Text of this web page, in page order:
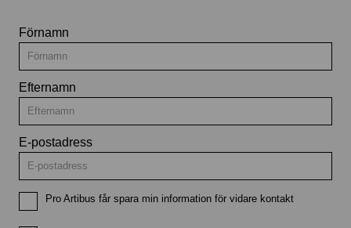
Förnamn
Efternamn
E-postadress
Pro Artibus får spara min information för vidare kontakt